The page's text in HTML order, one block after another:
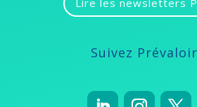
Lire les newsletters
Suivez